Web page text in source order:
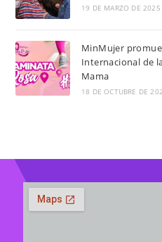
19 DE MARZO DE 2025
MinMujer
Internacional de
Mama
18 DE OCTUBRE DE